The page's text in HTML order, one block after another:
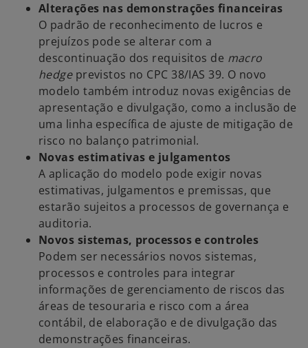
Alterações nas demonstrações financeiras
O padrão de reconhecimento de lucros e
prejuízos pode se alterar com a
descontinuação dos requisitos de macro
hedgeprevistos no CPC 38/IAS 39. O novo
modelo também introduz novas exigências de
apresentação e divulgação, como a inclusão de
uma linha específica de ajuste de mitigação de
risco no balanço patrimonial.
Novas estimativas e julgamentos
A aplicação do modelo pode exigir novas
estimativas, julgamentos e premissas, que
estarão sujeitos a processos de governança e
auditoria.
Novos sistemas, processos e controles
Podem ser necessários novos sistemas,
processos e controles para integrar
informações de gerenciamento de riscos das
áreas de tesouraria e risco com a área
contábil, de elaboração e de divulgação das
demonstrações financeiras.